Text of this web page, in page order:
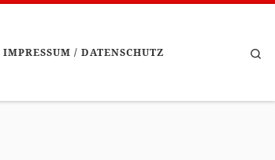
IMPRESSUM / DATENSCHUTZ